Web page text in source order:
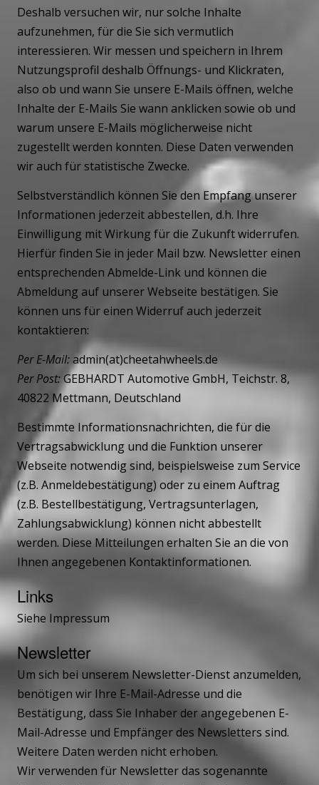
Deshalb versuchen wir, nur solche Inhalte
aufzunehmen, für die Sie sich vermutlich
interessieren. Wir messen und speichern in Ihrem
Nutzungsprofil deshalb Öffnungs- und Klickraten,
also ob und wann Sie unsere E-Mails öffnen, welche
Inhalte der E-Mails Sie wann anklicken sowie ob und
warum unsere E-Mails möglicherweise nicht
zugestellt werden konnten. Diese Daten verwenden
wir auch für statistische Zwecke.
Selbstverständlich können Sie den Empfang unserer
Informationen jederzeit abbestellen, d.h. Ihre
Einwilligung mit Wirkung für die Zukunft widerrufen.
Hierfür finden Sie in jeder Mail bzw. Newsletter einen
entsprechenden Abmelde-Link und können die
Abmeldung auf unserer Webseite bestätigen. Sie
können uns für einen Widerruf auch jederzeit
kontaktieren:
Per E-Mail:admin(at)cheetahwheels.de
Per Post:GEBHARDT Automotive GmbH, Teichstr. 8,
40822 Mettmann, Deutschland
Bestimmte Informationsnachrichten, die für die
Vertragsabwicklung und die Funktion unserer
Webseite notwendig sind, beispielsweise zum Service
(z.B. Anmeldebestätigung) oder zu einem Auftrag
(z.B. Bestellbestätigung, Vertragsunterlagen,
Zahlungsabwicklung) können nicht abbestellt
werden. Diese Mitteilungen erhalten Sie an die von
Ihnen angegebenen Kontaktinformationen.
Links
Siehe Impressum
Newsletter
Um sich bei unserem Newsletter-Dienst anzumelden,
benötigen wir Ihre E-Mail-Adresse und die
Bestätigung, dass Sie Inhaber der angegebenen E-
Mail-Adresse und Empfänger des Newsletters sind.
Weitere Daten werden nicht erhoben.
Wir verwenden für Newsletter das sogenannte